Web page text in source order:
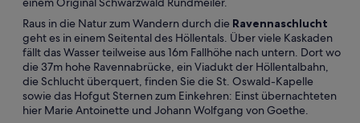
Raus in die Natur zum Wandern durch die Ravennaschlucht
geht es in einem Seitental des Höllentals. Über viele Kaskaden
fällt das Wasser teilweise aus 16m Fallhöhe nach untern. Dort wo
die 37m hohe Ravennabrücke, ein Viadukt der Höllentalbahn,
die Schlucht überquert, finden Sie die St. Oswald-Kapelle
sowie das Hofgut Sternen zum Einkehren: Einst übernachteten
hier Marie Antoinette und Johann Wolfgang von Goethe.